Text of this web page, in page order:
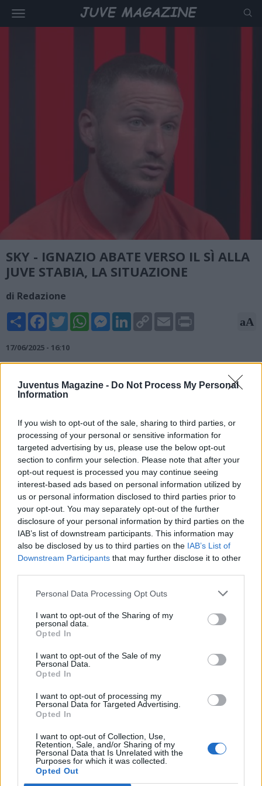
Juventus Magazine - Do Not Process My Personal
Information
If you wish to opt-out of the sale, sharing to third parties, or
processing of your personal or sensitive information for
targeted advertising by us, please use the below opt-out
section to confirm your selection. Please note that after your
opt-out request is processed you may continue seeing
interest-based ads based on personal information utilized by
us or personal information disclosed to third parties prior to
your opt-out. You may separately opt-out of the further
disclosure of your personal information by third parties on the
IAB’s list of downstream participants. This information may
also be disclosed by us to third parties on the IAB’s List of
Downstream Participants that may further disclose it to other
Personal Data Processing Opt Outs
I want to opt-out of the Sharing of my
personal data.
Opted In
I want to opt-out of the Sale of my
Personal Data.
Opted In
I want to opt-out of processing my
Personal Data for Targeted Advertising.
Opted In
I want to opt-out of Collection, Use,
Retention, Sale, and/or Sharing of my
Personal Data that Is Unrelated with the
Purposes for which it was collected.
Opted Out
SKY - IGNAZIO ABATE VERSO IL SÌ ALLA
JUVE STABIA, LA SITUAZIONE
di Redazione
Share FacebookTwitterWhatsAppMessengerLinkedInCopy
Link
Email aA
17/06/2025 - 16:10
portebbe ripartire dalla Serie B ed è sempre più propenso a
dare il suo “sì” al club di Castellammare di Stabia. La Juve
posto con 55 punti in classifica. Nei giorni scorsi è arrivato
l’addio dell’ormai ex allenatore Guido Pagliuca che ha firmato
con l’Empoli. Adesso, dunque, la Juve Stabia è alla ricerca del
nuovo allenatore. Con Abate che è sempre più propenso a
dare il suo “sì” definitivo.
Fonte: gianlucadimarzio.com
VAI ALLA VERSIONE CLASSICA
Il materiale (testo, foto e video) consultabile in questo portale è di nostra proprietà.
Alcune foto (screenshot) ed articoli presenti su "Juventus Magazine" sono in parte giunti
da internet, in quanto arrivati alla nostra attenzione attraverso regolari comunicati
stampa con immagini e testi allegati ed autorizzati alla pubblicazione, e quindi valutati
di pubblico dominio. Se i soggetti o gli autori avessero qualcosa in contrario alla